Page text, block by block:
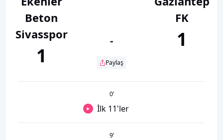
Beton
Sivasspor
1
-
Paylaş
FK
1
0’
İlk 11'ler
9’